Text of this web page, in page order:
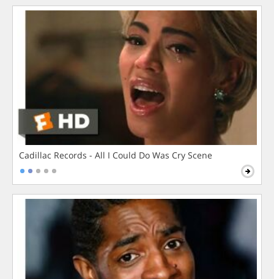
Cadillac Records - All I Could Do Was Cry Scene